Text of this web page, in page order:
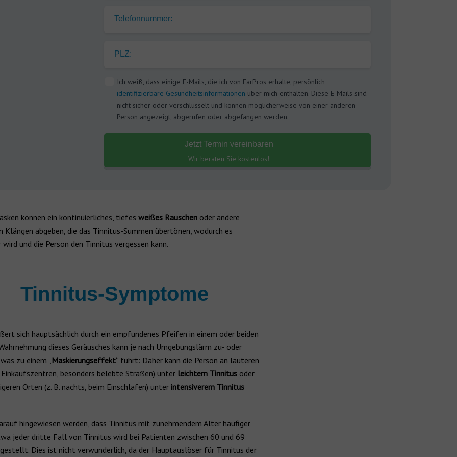
Telefonnummer:
PLZ:
Ich weiß, dass einige E-Mails, die ich von EarPros erhalte, persönlich
identifizierbare Gesundheitsinformationen über mich enthalten. Diese E-Mails sind
nicht sicher oder verschlüsselt und können möglicherweise von einer anderen
Person angezeigt, abgerufen oder abgefangen werden.
Jetzt Termin vereinbaren
Wir beraten Sie kostenlos!
können ein kontinuierliches, tiefes weißes Rauschenoder andere
Klängen abgeben, die das Tinnitus-Summen übertönen, wodurch es
und die Person den Tinnitus vergessen kann.
Tinnitus-Symptome
sich hauptsächlich durch ein empfundenes Pfeifen in einem oder beiden
dieses Geräusches kann je nach Umgebungslärm zu- oder
zu einem „Maskierungseffekt“ führt: Daher kann die Person an lauteren
Einkaufszentren, besonders belebte Straßen) unter leichtem Tinnitusoder
Orten (z. B. nachts, beim Einschlafen) unter intensiverem Tinnitus
hingewiesen werden, dass Tinnitus mit zunehmendem Alter häufiger
jeder dritte Fall von Tinnitus wird bei Patienten zwischen 60 und 69
Dies ist nicht verwunderlich, da der Hauptauslöser für Tinnitus der